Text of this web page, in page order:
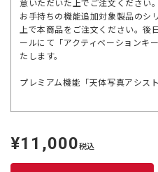
意いただいた上でご注文ください。
お手持ちの機能追加対象製品のシ
上で本商品をご注文ください。後
ールにて「アクティベーションキ
たします。
プレミアム機能「天体写真アシス
定
価
¥11,000税込